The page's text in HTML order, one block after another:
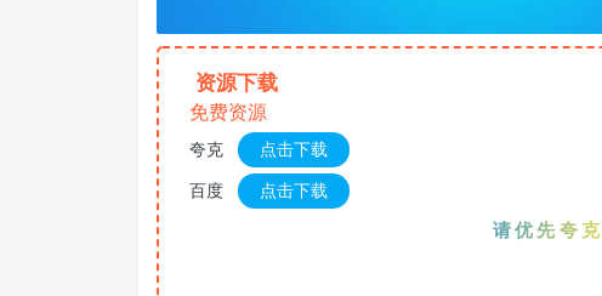
资源下载
免费资源
夸克
点击下载
百度
点击下载
请优先夸克网